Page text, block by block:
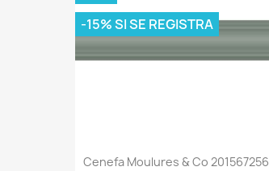
Vista rápida
Cenefa Moulures & Co 201567256
-15% SI SE REGISTRA